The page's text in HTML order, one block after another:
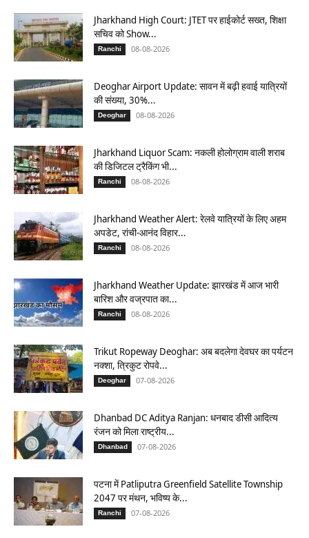
Jharkhand High Court: JTET पर हाईकोर्ट सख्त, शिक्षा
सचिव को Show...
Ranchi 08-08-2026
Deoghar Airport Update: सावन में बढ़ी हवाई यात्रियों
की संख्या, 30%...
Deoghar 08-08-2026
Jharkhand Liquor Scam: नकली होलोग्राम वाली शराब
की डिजिटल ट्रैकिंग भी...
Ranchi 08-08-2026
Jharkhand Weather Alert: रेलवे यात्रियों के लिए अहम
अपडेट, रांची-आनंद विहार...
Ranchi 08-08-2026
Jharkhand Weather Update: झारखंड में आज भारी
बारिश और वज्रपात का...
Ranchi 08-08-2026
Trikut Ropeway Deoghar: अब बदलेगा देवघर का पर्यटन
नक्शा, त्रिकुट रोपवे...
Deoghar 07-08-2026
Dhanbad DC Aditya Ranjan: धनबाद डीसी आदित्य
रंजन को मिला राष्ट्रीय...
Dhanbad 07-08-2026
पटना में Patliputra Greenfield Satellite Township
2047 पर मंथन, भविष्य के...
Ranchi 07-08-2026